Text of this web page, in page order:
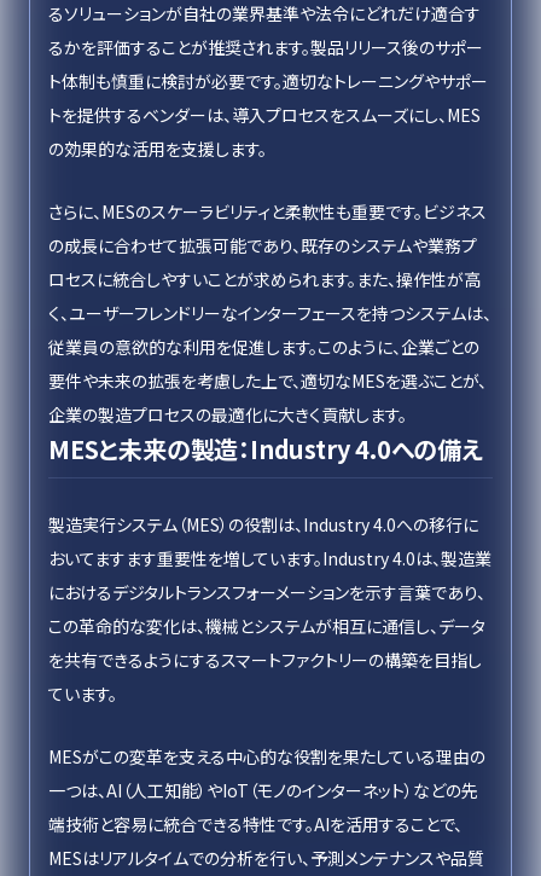
るソリューションが自社の業界基準や法令にどれだけ適合す
るかを評価することが推奨されます。製品リリース後のサポー
ト体制も慎重に検討が必要です。適切なトレーニングやサポー
トを提供するベンダーは、導入プロセスをスムーズにし、MES
の効果的な活用を支援します。
さらに、MESのスケーラビリティと柔軟性も重要です。ビジネス
の成長に合わせて拡張可能であり、既存のシステムや業務プ
ロセスに統合しやすいことが求められます。また、操作性が高
く、ユーザーフレンドリーなインターフェースを持つシステムは、
従業員の意欲的な利用を促進します。このように、企業ごとの
要件や未来の拡張を考慮した上で、適切なMESを選ぶことが、
企業の製造プロセスの最適化に大きく貢献します。
MESと未来の製造：Industry 4.0への備え
製造実行システム（MES）の役割は、Industry 4.0への移行に
おいてますます重要性を増しています。Industry 4.0は、製造業
におけるデジタルトランスフォーメーションを示す言葉であり、
この革命的な変化は、機械とシステムが相互に通信し、データ
を共有できるようにするスマートファクトリーの構築を目指し
ています。
MESがこの変革を支える中心的な役割を果たしている理由の
一つは、AI（人工知能）やIoT（モノのインターネット）などの先
端技術と容易に統合できる特性です。AIを活用することで、
MESはリアルタイムでの分析を行い、予測メンテナンスや品質